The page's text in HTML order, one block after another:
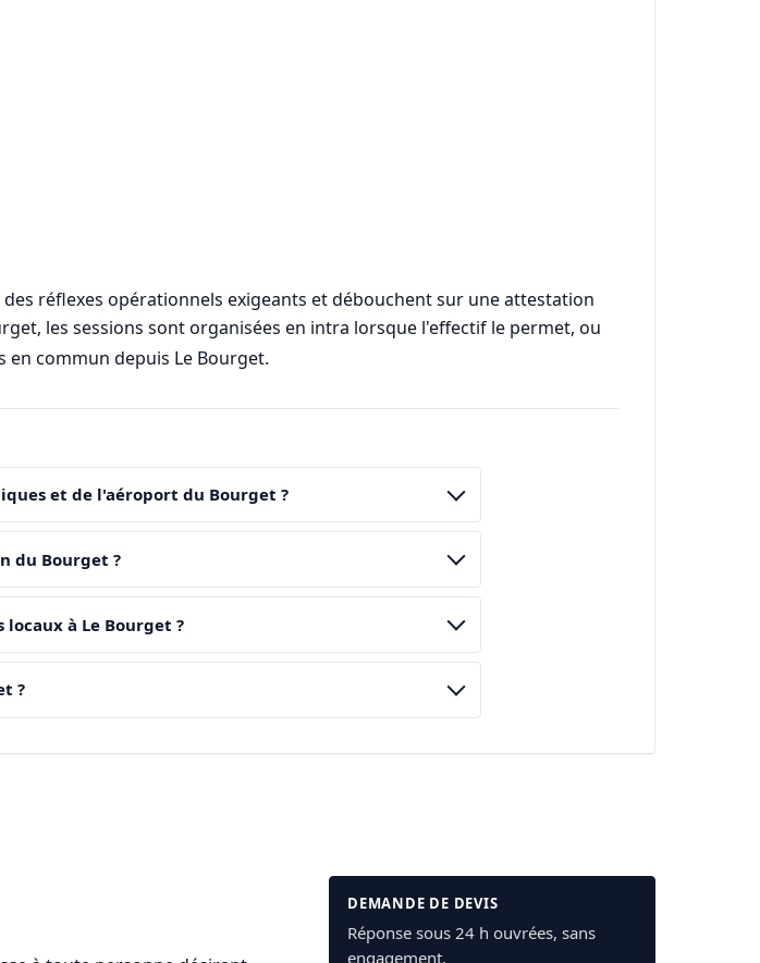
réflexes opérationnels exigeants et débouchent sur une attestation
les sessions sont organisées en intra lorsque l'effectif le permet, ou
en commun depuis Le Bourget.
et de l'aéroport du Bourget ?
du Bourget ?
locaux à Le Bourget ?
?
DEMANDE DE DEVIS
Réponse sous 24 h ouvrées, sans
engagement.